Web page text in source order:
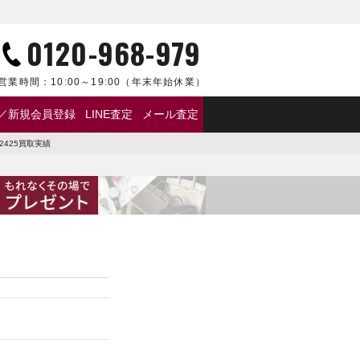
0120-968-979
業時間： 10:00～19:00 （年末年始休業）
新規会員登録 LINE査定 メール査定
買取実績